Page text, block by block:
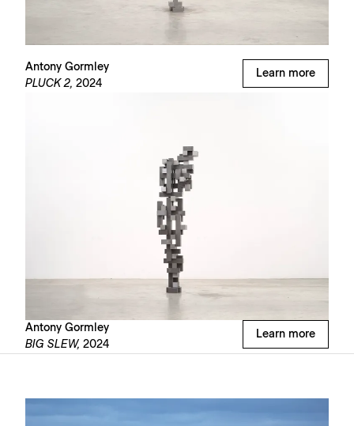
Antony Gormley
PLUCK 2, 2024
Learn more
Antony Gormley
BIG SLEW, 2024
Learn more